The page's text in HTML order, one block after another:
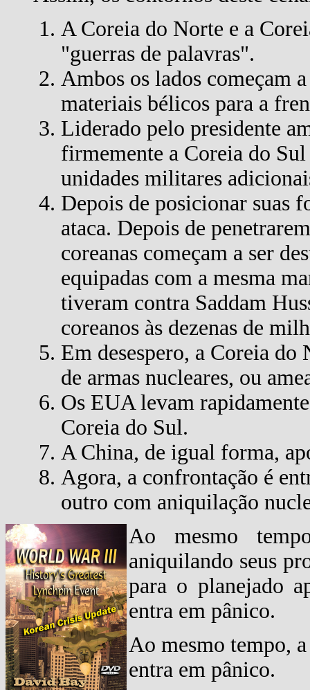
A Coreia do Norte e a
"guerras de palavras".
Ambos os lados começam
materiais bélicos para a
Liderado pelo presidente
firmemente a Coreia do
unidades militares
Depois de posicionar suas
ataca. Depois de
coreanas começam a ser
equipadas com a mesma
tiveram contra Saddam
coreanos às dezenas de
Em desespero, a Coreia
de armas nucleares, ou
Os EUA levam
Coreia do Sul.
A China, de igual forma,
Agora, a confrontação é
outro com aniquilação
Ao mesmo
aniquilando seus
para o planejado
entra em pânico.
Ao mesmo tempo,
entra em pânico.